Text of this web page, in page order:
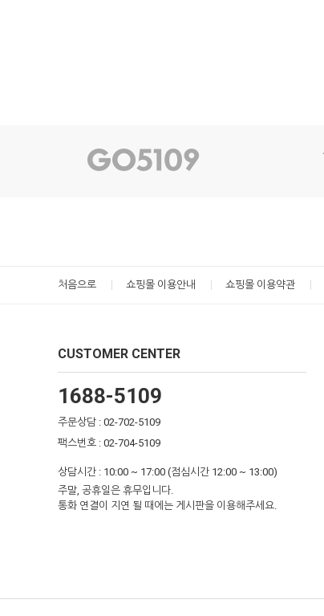
처음으로 쇼핑몰 이용안내 쇼핑몰 이용약관
CUSTOMER CENTER
1688-5109
주문상담 : 02-702-5109
팩스번호 : 02-704-5109
상담시간 : 10:00 ~ 17:00 (점심시간 12:00 ~ 13:00)
주말, 공휴일은 휴무입니다.
통화 연결이 지연 될 때에는 게시판을 이용해주세요.